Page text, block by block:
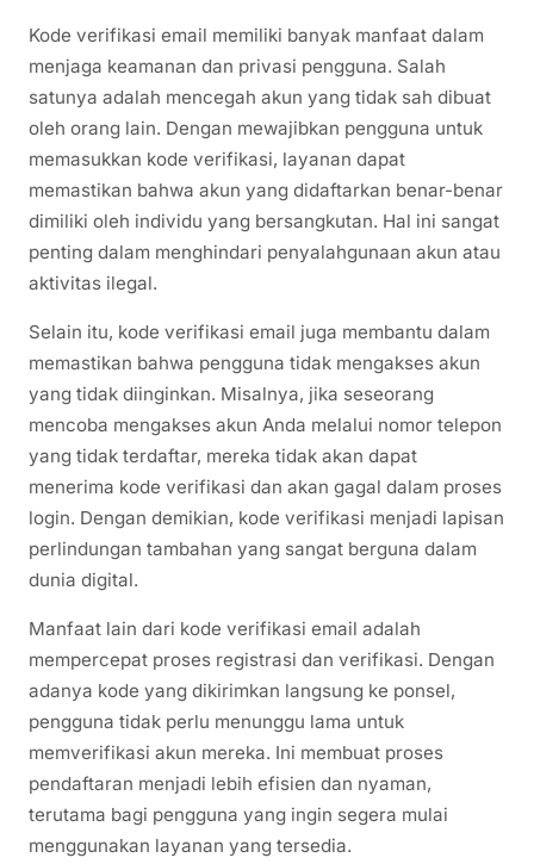
Kode verifikasi email memiliki banyak manfaat dalam
menjaga keamanan dan privasi pengguna. Salah
satunya adalah mencegah akun yang tidak sah dibuat
oleh orang lain. Dengan mewajibkan pengguna untuk
memasukkan kode verifikasi, layanan dapat
memastikan bahwa akun yang didaftarkan benar-benar
dimiliki oleh individu yang bersangkutan. Hal ini sangat
penting dalam menghindari penyalahgunaan akun atau
aktivitas ilegal.
Selain itu, kode verifikasi email juga membantu dalam
memastikan bahwa pengguna tidak mengakses akun
yang tidak diinginkan. Misalnya, jika seseorang
mencoba mengakses akun Anda melalui nomor telepon
yang tidak terdaftar, mereka tidak akan dapat
menerima kode verifikasi dan akan gagal dalam proses
login. Dengan demikian, kode verifikasi menjadi lapisan
perlindungan tambahan yang sangat berguna dalam
dunia digital.
Manfaat lain dari kode verifikasi email adalah
mempercepat proses registrasi dan verifikasi. Dengan
adanya kode yang dikirimkan langsung ke ponsel,
pengguna tidak perlu menunggu lama untuk
memverifikasi akun mereka. Ini membuat proses
pendaftaran menjadi lebih efisien dan nyaman,
terutama bagi pengguna yang ingin segera mulai
menggunakan layanan yang tersedia.